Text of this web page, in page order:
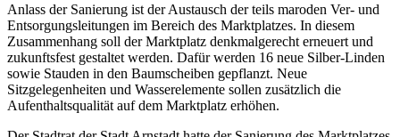
Anlass der Sanierung ist der Austausch der teils maroden Ver- und
Entsorgungsleitungen im Bereich des Marktplatzes. In diesem
Zusammenhang soll der Marktplatz denkmalgerecht erneuert und
zukunftsfest gestaltet werden. Dafür werden 16 neue Silber-Linden
sowie Stauden in den Baumscheiben gepflanzt. Neue
Sitzgelegenheiten und Wasserelemente sollen zusätzlich die
Aufenthaltsqualität auf dem Marktplatz erhöhen.